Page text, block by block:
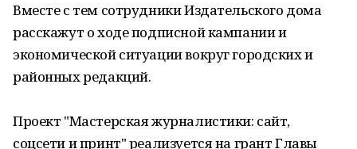
Вместе с тем сотрудники Издательского дома
расскажут о ходе подписной кампании и
экономической ситуации вокруг городских и
районных редакций.
Проект "Мастерская журналистики: сайт,
соцсети и принт" реализуется на грант Главы